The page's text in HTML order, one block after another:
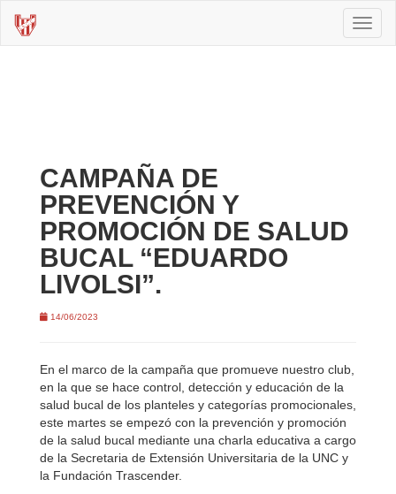
CAMPAÑA DE
PREVENCIÓN Y
PROMOCIÓN DE SALUD
BUCAL “EDUARDO
LIVOLSI”.
14/06/2023
En el marco de la campaña que promueve nuestro club,
en la que se hace control, detección y educación de la
salud bucal de los planteles y categorías promocionales,
este martes se empezó con la prevención y promoción
de la salud bucal mediante una charla educativa a cargo
de la Secretaria de Extensión Universitaria de la UNC y
la Fundación Trascender.